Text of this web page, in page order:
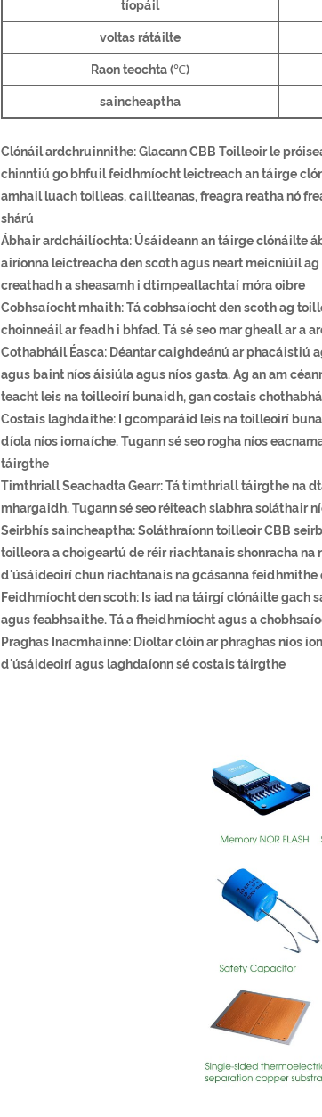
tíopáil
voltas rátáilte
Raon teochta (℃)
saincheaptha
Clónáil ardchruinnithe: Glacann CBB Toilleoir le
chinntiú go bhfuil feidhmíocht leictreach an táirge
amhail luach toilleas, caillteanas, freagra reatha nó
shárú
Ábhair ardcháilíochta: Úsáideann an táirge clónáilte
airíonna leictreacha den scoth agus neart meicniúil
creathadh a sheasamh i dtimpeallachtaí móra oibre
Cobhsaíocht mhaith: Tá cobhsaíocht den scoth ag
choinneáil ar feadh i bhfad. Tá sé seo mar gheall ar a
Cothabháil Éasca: Déantar caighdeánú ar
agus baint níos áisiúla agus níos gasta. Ag an am
teacht leis na toilleoirí bunaidh, gan costais
Costais laghdaithe: I gcomparáid leis na toilleoirí
díola níos iomaíche. Tugann sé seo rogha níos
táirgthe
Timthriall Seachadta Gearr: Tá timthriall táirgthe na
mhargaidh. Tugann sé seo réiteach slabhra soláthair
Seirbhís saincheaptha: Soláthraíonn toilleoir CBB
toilleora a choigeartú de réir riachtanais shonracha
d'úsáideoirí chun riachtanais na gcásanna feidhmithe
Feidhmíocht den scoth: Is iad na táirgí clónáilte
agus feabhsaithe. Tá a fheidhmíocht agus a
Praghas Inacmhainne: Díoltar clóin ar phraghas níos
d'úsáideoirí agus laghdaíonn sé costais táirgthe